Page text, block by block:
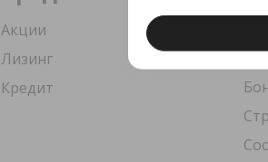
Акции
Лизинг
Кредит